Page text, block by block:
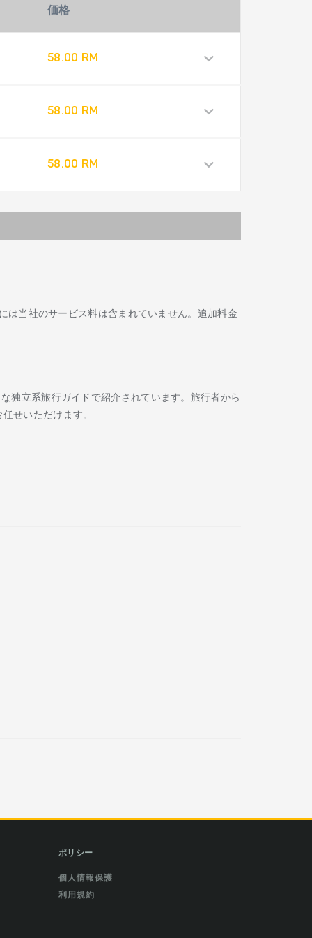
価格
58.00 RM
58.00 RM
58.00 RM
は当社のサービス料は含まれていません。追加料金
独立系旅行ガイドで紹介されています。旅行者から
せいただけます。
ポリシー
個人情報保護
利用規約